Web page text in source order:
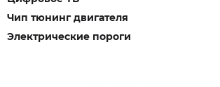
Чип тюнинг двигателя
Электрические пороги